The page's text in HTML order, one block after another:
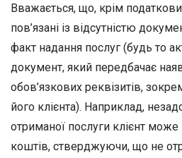
Вважається, що, крім
пов’язані із відсутністю
факт надання послуг (будь то
документ, який передбачає
обов’язкових реквізитів,
його клієнта). Наприклад,
отриманої послуги клієнт
коштів, стверджуючи, що не